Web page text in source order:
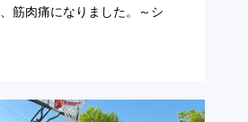
筋肉痛になりました。～シ